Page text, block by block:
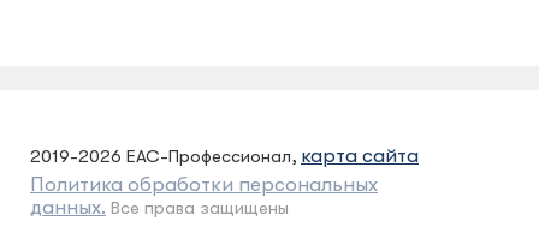
2019-2026 ЕАС-Профессионал, карта сайта
Политика обработки персональных
данных. Все права защищены